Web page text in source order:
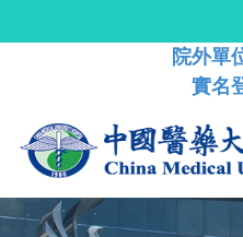
院外單
實名